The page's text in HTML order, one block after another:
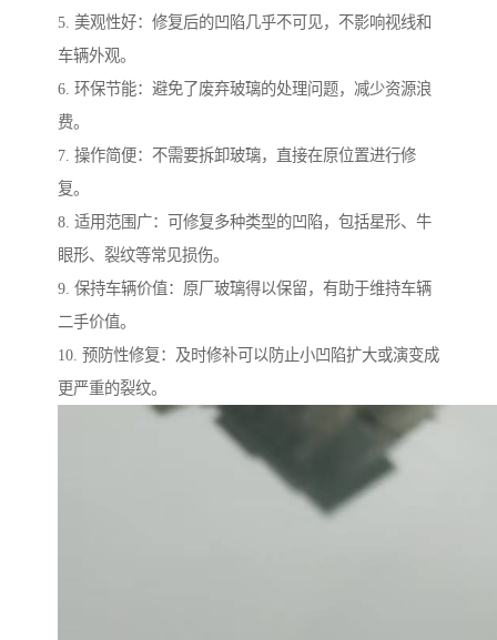
5. 美观性好：修复后的凹陷几乎不可见，不影响视线和
车辆外观。
6. 环保节能：避免了废弃玻璃的处理问题，减少资源浪
费。
7. 操作简便：不需要拆卸玻璃，直接在原位置进行修
复。
8. 适用范围广：可修复多种类型的凹陷，包括星形、牛
眼形、裂纹等常见损伤。
9. 保持车辆价值：原厂玻璃得以保留，有助于维持车辆
二手价值。
10. 预防性修复：及时修补可以防止小凹陷扩大或演变成
更严重的裂纹。